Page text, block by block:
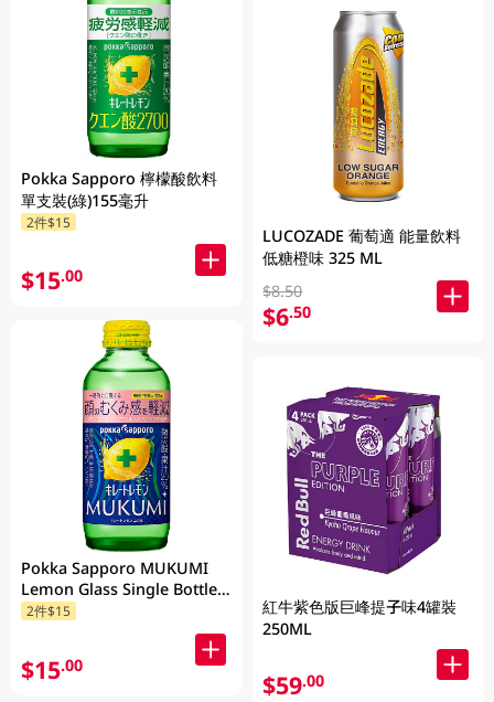
Pokka Sapporo 檸檬酸飲料
單支裝(綠)155毫升
2件$15
$15.00
Pokka Sapporo MUKUMI
Lemon Glass Single Bottle
155ML
2件$15
$15.00
LUCOZADE 葡萄適 能量飲料
低糖橙味 325 ML
$8.50
$6.50
紅牛紫色版巨峰提子味4罐裝
250ML
$59.00